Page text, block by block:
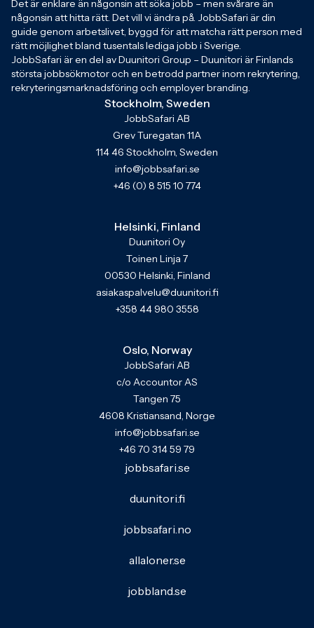
Det är enklare än någonsin att söka jobb – men svårare än
någonsin att hitta rätt. Det vill vi ändra på. JobbSafari är din
guide genom arbetslivet, byggd för att matcha rätt person med
rätt möjlighet bland tusentals lediga jobb i Sverige.
JobbSafari är en del av Duunitori Group – Duunitori är Finlands
största jobbsökmotor och en betrodd partner inom rekrytering,
rekryteringsmarknadsföring och employer branding.
Stockholm, Sweden
JobbSafari AB
Grev Turegatan 11A
114 46 Stockholm, Sweden
info@jobbsafari.se
+46 (0) 8 515 10 774
Helsinki, Finland
Duunitori Oy
Toinen Linja 7
00530 Helsinki, Finland
asiakaspalvelu@duunitori.fi
+358 44 980 3558
Oslo, Norway
JobbSafari AB
c/o Accountor AS
Tangen 75
4608 Kristiansand, Norge
info@jobbsafari.se
+46 70 314 59 79
jobbsafari.se
duunitori.fi
jobbsafari.no
allaloner.se
jobbland.se